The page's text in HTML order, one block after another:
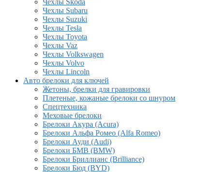
Чехлы Skoda
Чехлы Subaru
Чехлы Suzuki
Чехлы Tesla
Чехлы Toyota
Чехлы Vaz
Чехлы Volkswagen
Чехлы Volvo
Чехлы Lincoln
Авто брелоки для ключей
Жетоны, брелки для гравировки
Плетеные, кожаные брелоки со шнуром
Спецтехника
Меховые брелоки
Брелоки Акура (Acura)
Брелоки Альфа Ромео (Alfa Romeo)
Брелоки Ауди (Audi)
Брелоки БМВ (BMW)
Брелоки Бриллианс (Brilliance)
Брелоки Бюд (BYD)